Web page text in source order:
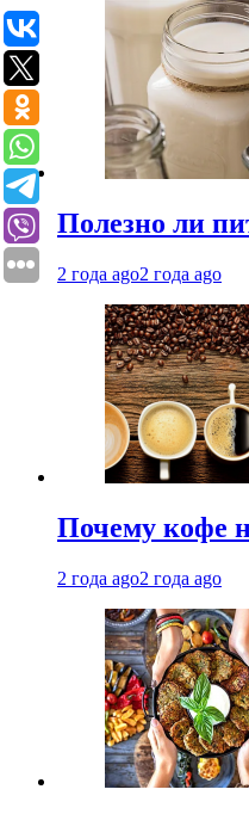
Полезно ли
2 года ago2 года ago
Почему кофе
2 года ago2 года ago